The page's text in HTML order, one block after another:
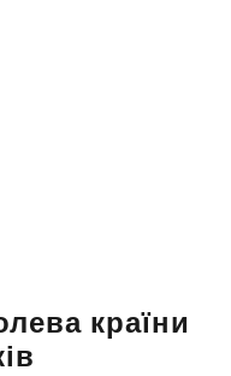
країни